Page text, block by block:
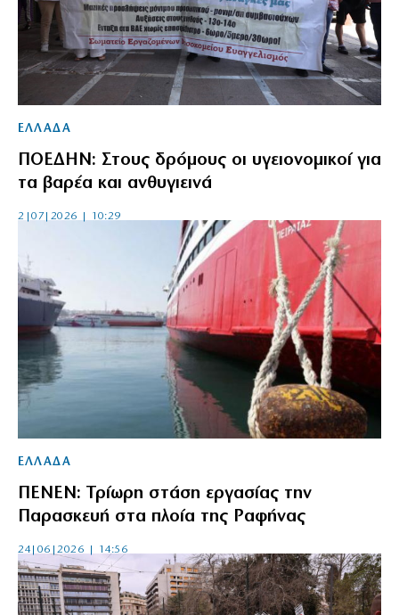
ΕΛΛΑΔΑ
ΠΟΕΔΗΝ: Στους δρόμους οι υγειονομικοί για
τα βαρέα και ανθυγιεινά
2|07|2026 | 10:29
ΕΛΛΑΔΑ
ΠΕΝΕΝ: Τρίωρη στάση εργασίας την
Παρασκευή στα πλοία της Ραφήνας
24|06|2026 | 14:56